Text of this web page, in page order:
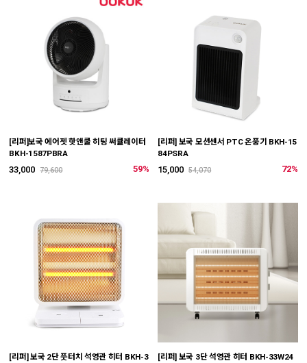
[리퍼]보국 에어젯 핫앤쿨 히팅 써큘레이터
BKH-1587PBRA
33,000 79,600 59%
[리퍼] 보국 모션센서 PTC 온풍기 BKH-15
84PSRA
15,000 54,070 72%
[리퍼] 보국 2단 풋터치 석영관 히터 BKH-3
[리퍼] 보국 3단 석영관 히터 BKH-33W24